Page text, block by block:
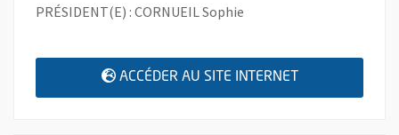
PRÉSIDENT(E) : CORNUEIL Sophie
ACCÉDER AU SITE INTERNET , OUVRE UNE